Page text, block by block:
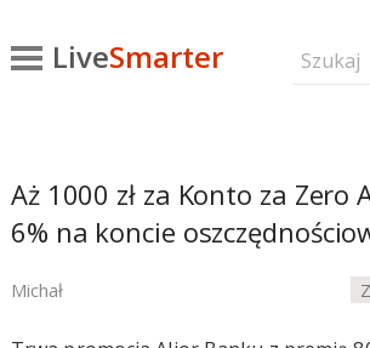
LiveSmarter
Aż 1000 zł za Konto za Zero
6% na koncie
Michał